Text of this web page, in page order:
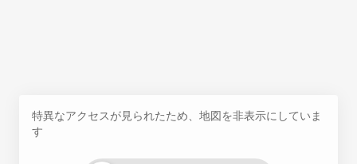
特異なアクセスが見られたため、地図を非表示にしていま
す